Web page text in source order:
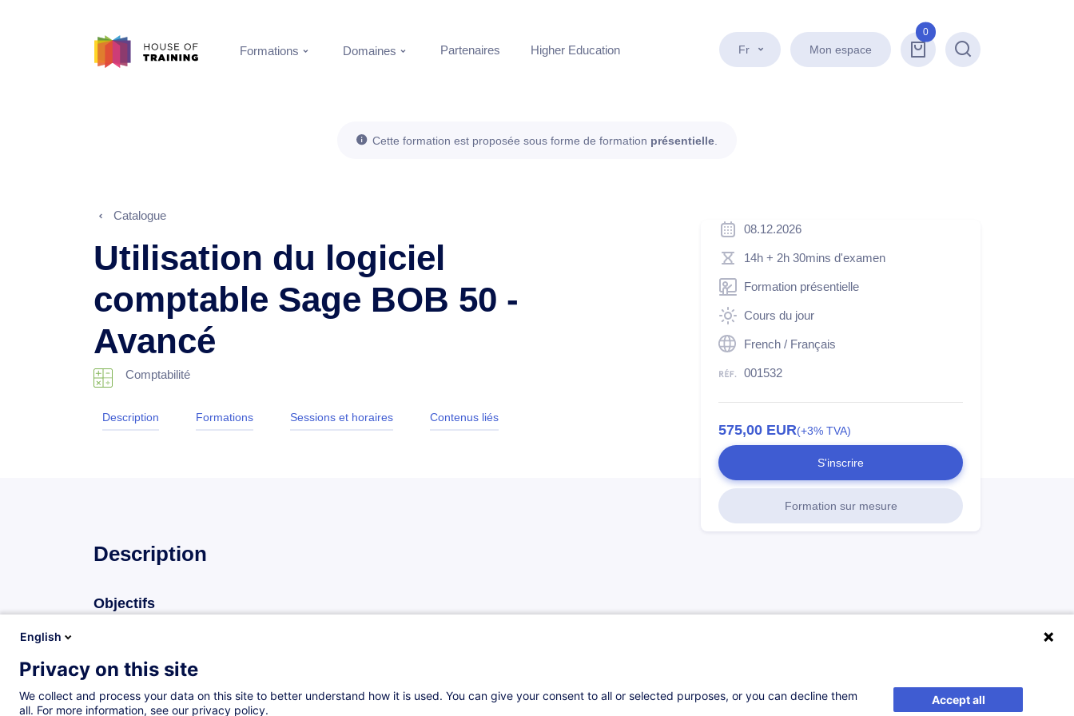
Fr Mon espace
0
Recherche
Formations Domaines Partenaires Higher Education
Cette formation est proposée sous forme de formation présentielle
Catalogue
Utilisation du logiciel
comptable Sage BOB 50 -
Avancé
Comptabilité
Description Formations Sessions et horaires Contenus liés
08.12.2026
14h + 2h 30mins d'examen
Formation présentielle
Cours du jour
French / Français
001532
575,00 EUR(+3% TVA)
S'inscrire
Formation sur mesure
Description
Objectifs
optimiser le temps d'encodage sur Sage BOB 50
automatiser les écritures redondantes sur Sage BOB 50
English
Privacy on this site
We collect and process your data on this site to better understand how it is used. You can give your consent to all or selected purposes, or you can decline them
all. For more information, see our privacy policy.
Accept all